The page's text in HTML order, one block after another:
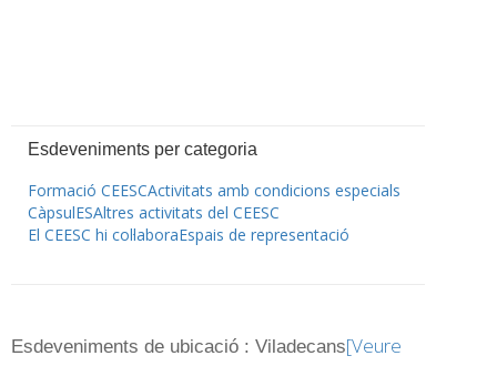
Esdeveniments per categoria
Formació CEESCActivitats amb condicions especials
CàpsulESAltres activitats del CEESC
El CEESC hi col·laboraEspais de representació
Esdeveniments de ubicació : Viladecans[Veure